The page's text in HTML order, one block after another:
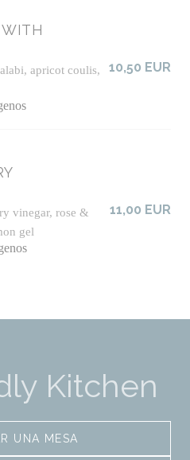
WITH
apricot coulis,
10,50 EUR
vinegar, rose &
gel
11,00 EUR
Kitchen
UNA MESA